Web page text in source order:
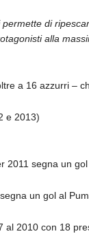
di
alla
a 16 azzurri –
e 2013)
2011 segna un
un gol al
al 2010 con 18